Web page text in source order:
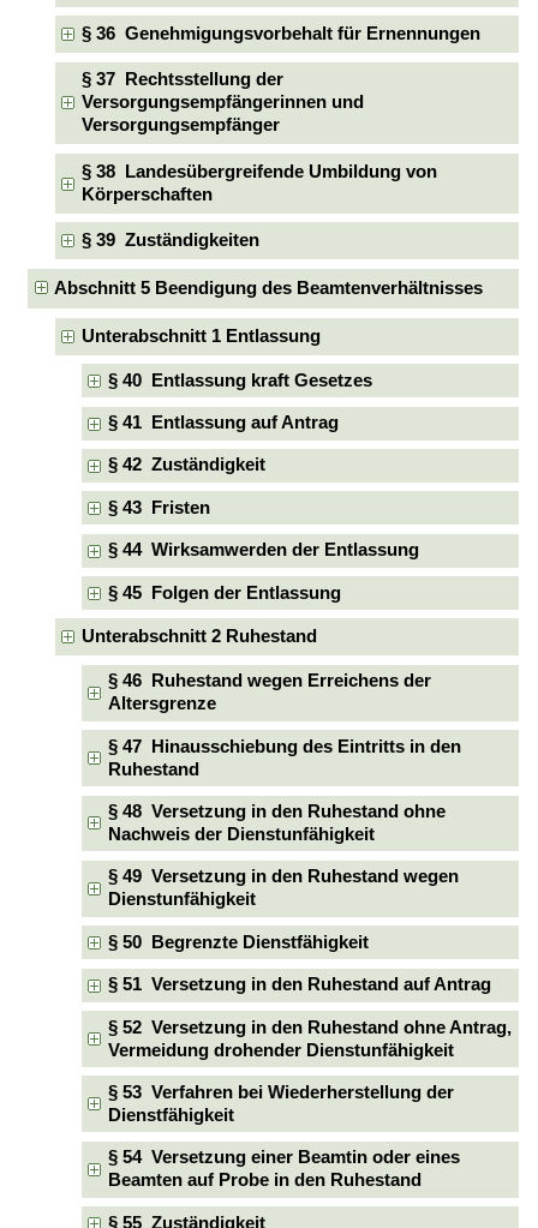
§ 36 Genehmigungsvorbehalt für Ernennungen
§ 37 Rechtsstellung der
Versorgungsempfängerinnen und
Versorgungsempfänger
§ 38 Landesübergreifende Umbildung von
Körperschaften
§ 39 Zuständigkeiten
Abschnitt 5 Beendigung des Beamtenverhältnisses
Unterabschnitt 1 Entlassung
§ 40 Entlassung kraft Gesetzes
§ 41 Entlassung auf Antrag
§ 42 Zuständigkeit
§ 43 Fristen
§ 44 Wirksamwerden der Entlassung
§ 45 Folgen der Entlassung
Unterabschnitt 2 Ruhestand
§ 46 Ruhestand wegen Erreichens der
Altersgrenze
§ 47 Hinausschiebung des Eintritts in den
Ruhestand
§ 48 Versetzung in den Ruhestand ohne
Nachweis der Dienstunfähigkeit
§ 49 Versetzung in den Ruhestand wegen
Dienstunfähigkeit
§ 50 Begrenzte Dienstfähigkeit
§ 51 Versetzung in den Ruhestand auf Antrag
§ 52 Versetzung in den Ruhestand ohne Antrag,
Vermeidung drohender Dienstunfähigkeit
§ 53 Verfahren bei Wiederherstellung der
Dienstfähigkeit
§ 54 Versetzung einer Beamtin oder eines
Beamten auf Probe in den Ruhestand
§ 55 Zuständigkeit